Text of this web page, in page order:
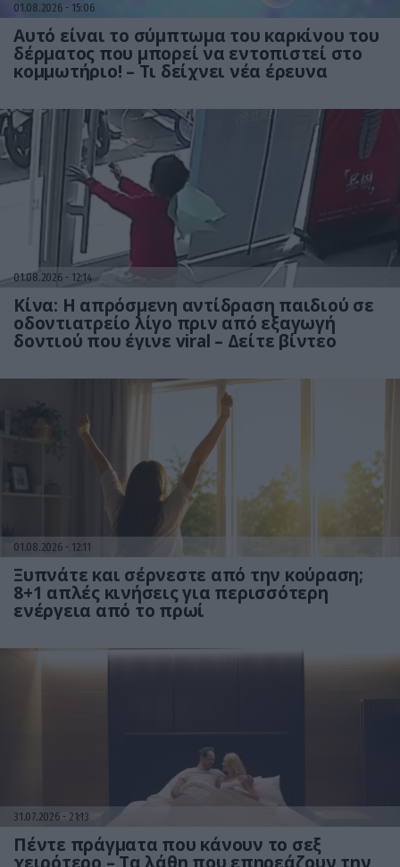
01.08.2026 15:06
Αυτό είναι το σύμπτωμα του καρκίνου του
δέρματος που μπορεί να εντοπιστεί στο
κομμωτήριο! – Τι δείχνει νέα έρευνα
01.08.2026 12:14
Κίνα: Η απρόσμενη αντίδραση παιδιού σε
οδοντιατρείο λίγο πριν από εξαγωγή
δοντιού που έγινε viral – Δείτε βίντεο
01.08.2026 12:11
Ξυπνάτε και σέρνεστε από την κούραση;
8+1 απλές κινήσεις για περισσότερη
ενέργεια από το πρωί
31.07.2026 21:13
Πέντε πράγματα που κάνουν το σεξ